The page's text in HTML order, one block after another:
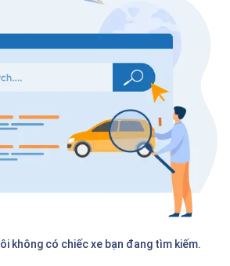
không có chiếc xe bạn đang tìm kiếm.